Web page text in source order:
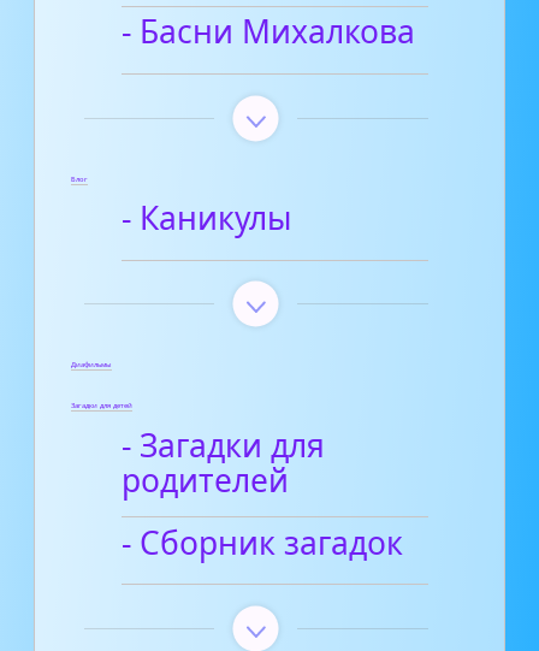
- Басни Михалкова
Блог
- Каникулы
Диафильмы
Загадки для детей
- Загадки для
родителей
- Сборник загадок